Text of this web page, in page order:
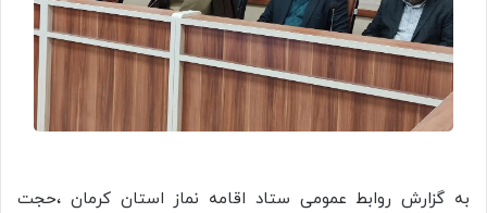
به گزارش روابط عمومی ستاد اقامه نماز استان کرمان ،حجت